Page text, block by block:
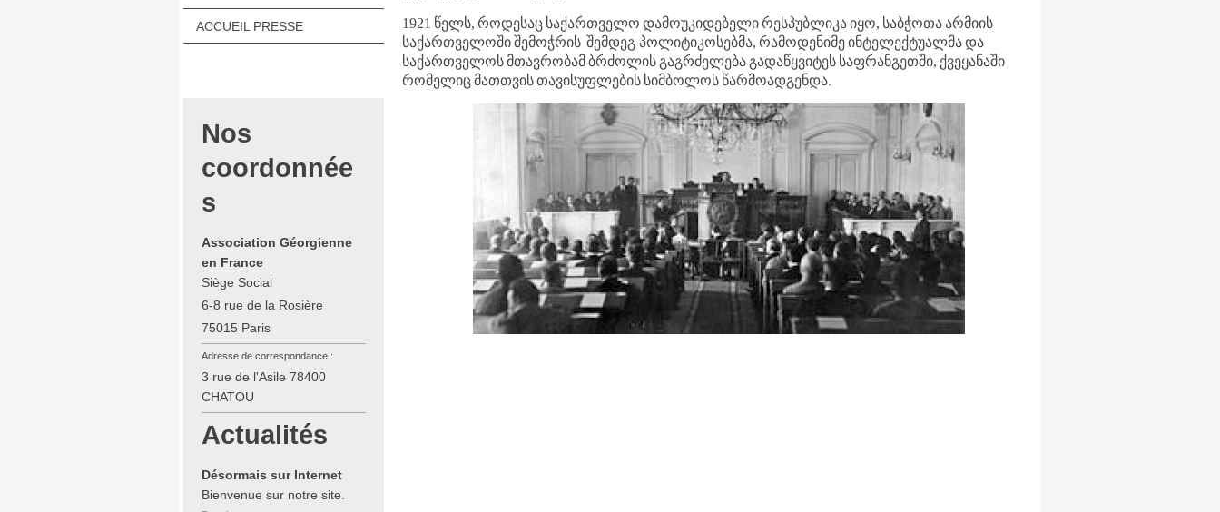
ACCUEIL PRESSE
Nos
coordonnée
s
Association Géorgienne
en France
Siège Social
6-8 rue de la Rosière
75015 Paris
Adresse de correspondance :
3 rue de l'Asile 78400
CHATOU
Actualités
Désormais sur Internet
Bienvenue sur notre site.
1921 წელს, როდესაც საქართველო დამოუკიდებელირესპუბლიკაიყო, საბჭოთაარმიის
საქართველოშიშემოჭრის შემდეგ პოლიტიკოსებმა, რამოდენიმეინტელექტუალმადა
საქართველოსმთავრობამბრძოლის გაგრძელება გადაწყვიტეს საფრანგეთში, ქვეყანაში
რომელიცმათთვისთავისუფლების სიმბოლოს წარმოადგენდა.